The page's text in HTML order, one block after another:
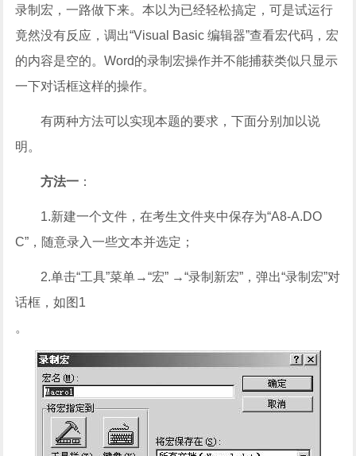
录制宏，一路做下来。本以为已经轻松搞定，可是试运行
竟然没有反应，调出“Visual Basic 编辑器”查看宏代码，宏
的内容是空的。Word的录制宏操作并不能捕获类似只显示
一下对话框这样的操作。
有两种方法可以实现本题的要求，下面分别加以说
明。
方法一 ：
1.新建一个文件，在考生文件夹中保存为“A8-A.DO
C”，随意录入一些文本并选定；
2.单击“工具”菜单→“宏” →“录制新宏”，弹出“录制宏”对
话框，如图1
。